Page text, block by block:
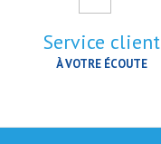
Service client
À VOTRE ÉCOUTE